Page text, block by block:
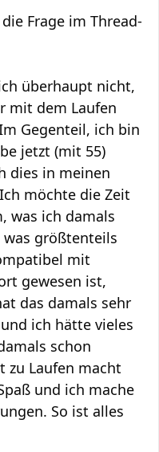
Frage im Thread-
überhaupt nicht,
mit dem Laufen
Gegenteil, ich bin
jetzt (mit 55)
dies in meinen
möchte die Zeit
was ich damals
größtenteils
mit
gewesen ist,
das damals sehr
ich hätte vieles
schon
zu Laufen macht
und ich mache
So ist alles